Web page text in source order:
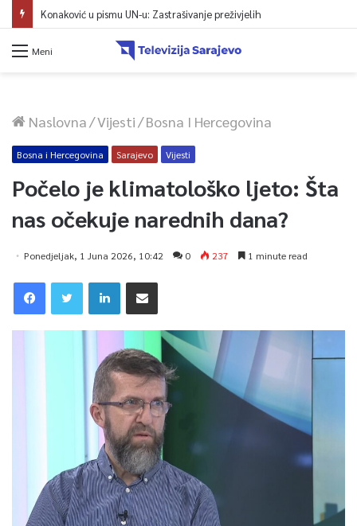
Konaković u pismu UN-u: Zastrašivanje preživjelih
Meni
Naslovna/Vijesti/Bosna I Hercegovina
Bosna i Hercegovina Sarajevo Vijesti
Počelo je klimatološko ljeto: Šta
nas očekuje narednih dana?
Ponedjeljak, 1 Juna 2026, 10:42 0 237 1 minute read